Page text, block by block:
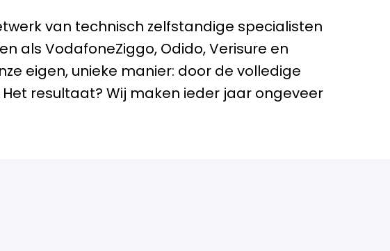
van technisch zelfstandige specialisten
als VodafoneZiggo, Odido, Verisure en
eigen, unieke manier: door de volledige
resultaat? Wij maken ieder jaar ongeveer